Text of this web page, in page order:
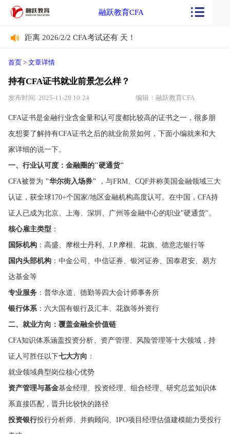
融跃教育CFA
距离 2026/2/2 CFA考试还有 天！
首页 > 文章详情
持有CFA证书就业前景怎么样？
发布时间: 2025-11-28 10:24 编辑：融跃教育CFA
CFA证书是金融行业含金量和认可度都比较高的证书之一，很多朋
友想要了解持有CFA证书之后的就业前景如何，下面小编就来和大
家详细的说一下。
一、行业认可度：金融圈的"硬通货"
CFA被誉为 "华尔街入场券" ，与FRM、CQF并称美国金融领域三大
认证，获全球170+个国家/地区金融机构高度认可。在中国，CFA持
证人已成为北京、上海、深圳、广州等金融中心的职业"硬通货"。
核心雇主类型 ：
国际机构：高盛、摩根士丹利、J.P.摩根、花旗、德意志银行等
国内头部机构：中金公司、中信证券、银河证券、国泰君安、易方
达基金等
专业服务：普华永道、德勤等四大会计师事务所
银行体系：六大国有银行及汇丰、花旗等外资行
二、就业方向：覆盖金融全价值链
CFA知识体系涵盖投资分析、资产管理、风险管理等十大领域，持
证人可胜任以下七大方向 ：
就业领域典型岗位核心优势
资产管理与基金基金经理、投资经理、组合经理、研究总监知识体
系直接匹配，晋升比较快的路径
投资银行投行分析师、并购顾问、IPO项目经理估值建模能力受投行